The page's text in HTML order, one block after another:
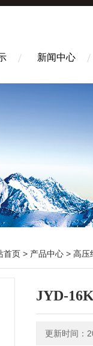
新闻中心
首页 > 产品中心 > 高压
JYD-
更新时间：